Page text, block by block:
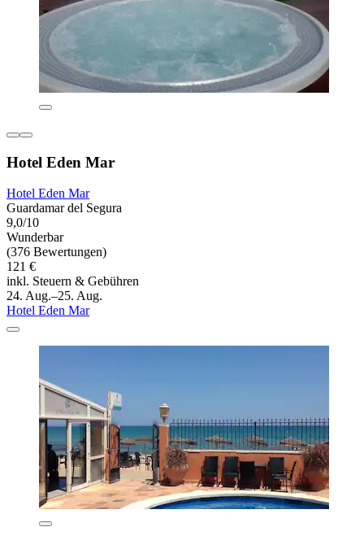
Hotel Eden Mar
Hotel Eden Mar
Guardamar del Segura
9,0/10
Wunderbar
(376 Bewertungen)
121 €
inkl. Steuern & Gebühren
24. Aug.–25. Aug.
Hotel Eden Mar